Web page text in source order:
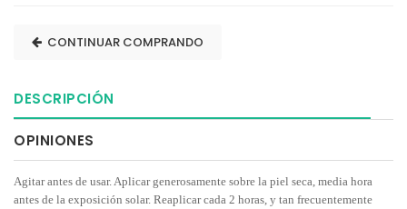
CONTINUAR COMPRANDO
DESCRIPCIÓN
OPINIONES
Agitar antes de usar. Aplicar generosamente sobre la piel seca, media hora
antes de la exposición solar. Reaplicar cada 2 horas, y tan frecuentemente